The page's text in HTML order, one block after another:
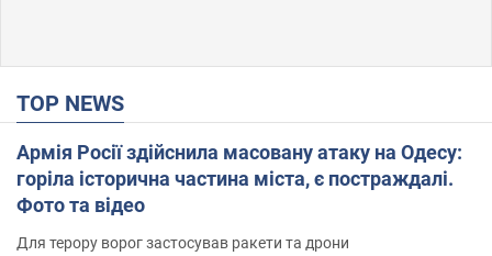
TOP NEWS
Армія Росії здійснила масовану атаку на Одесу:
горіла історична частина міста, є постраждалі.
Фото та відео
Для терору ворог застосував ракети та дрони